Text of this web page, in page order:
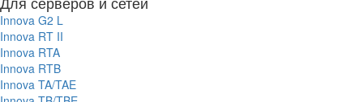
Innova G2 L
Innova RT II
Innova RTA
Innova RTB
Innova TA/TAE